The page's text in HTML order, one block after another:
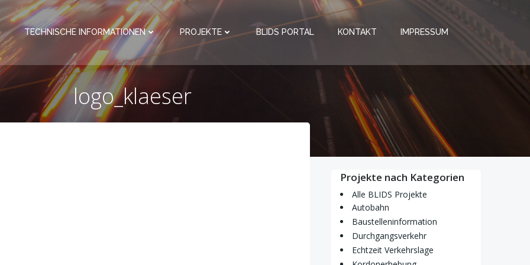
TECHNISCHE INFORMATIONEN PROJEKTE BLIDS PORTAL KONTAKT IMPRESSUM
logo_klaeser
Projekte nach Kategorien
Alle BLIDS Projekte
Autobahn
Baustelleninformation
Durchgangsverkehr
Echtzeit Verkehrslage